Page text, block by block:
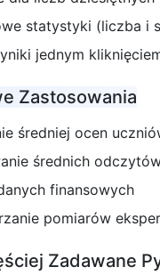
statystyki (liczba i
jednym
Zastosowania
średniej ocen
średnich
finansowych
pomiarów
Zadawane